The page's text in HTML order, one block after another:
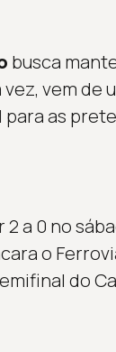
busca
vem de
para as
a 0 no
o
do